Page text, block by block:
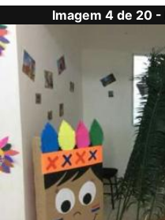
Imagem 4 de 20 -